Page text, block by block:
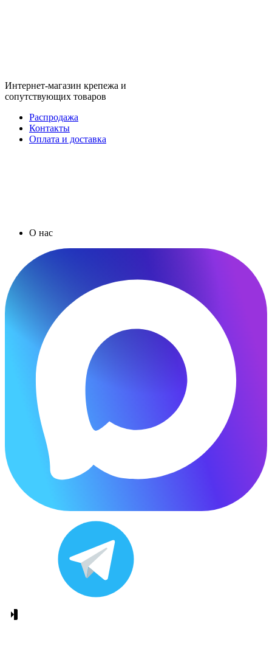
Интернет-магазин крепежа и
сопутствующих товаров
Распродажа
Контакты
Оплата и доставка
О нас